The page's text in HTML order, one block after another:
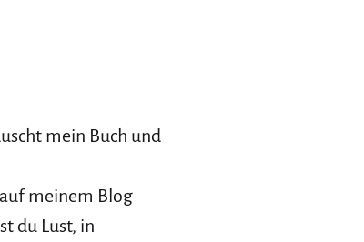
mein Buch und
meinem Blog
du Lust, in